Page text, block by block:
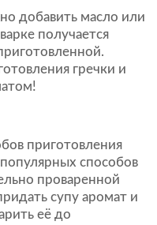
добавить масло или
получается
гречки и
приготовления
способов
проваренной
супу аромат и
её до